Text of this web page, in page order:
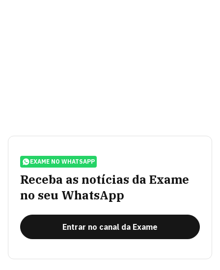
EXAME NO WHATSAPP
Receba as notícias da Exame
no seu WhatsApp
Entrar no canal da Exame